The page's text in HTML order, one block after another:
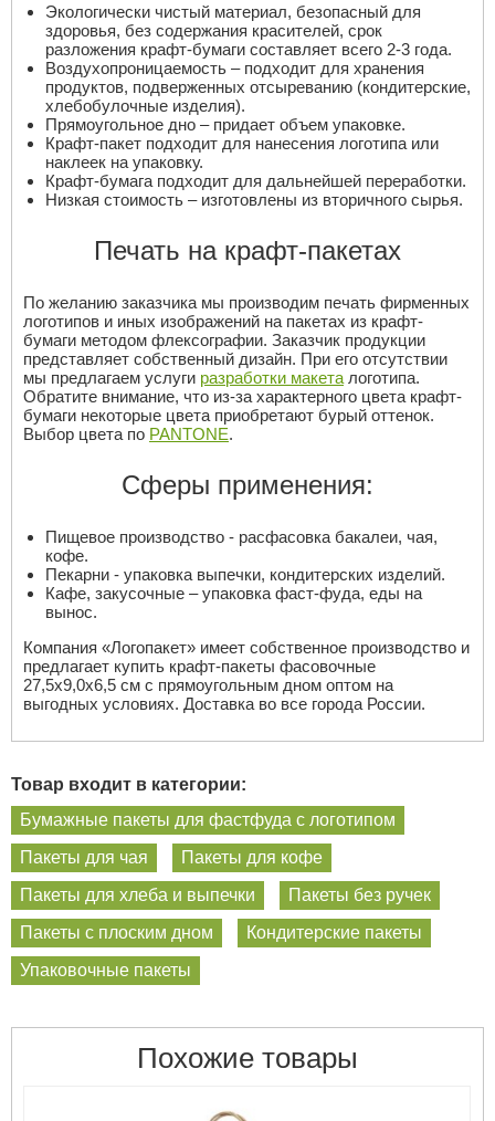
Экологически чистый материал, безопасный для
здоровья, без содержания красителей, срок
разложения крафт-бумаги составляет всего 2-3 года.
Воздухопроницаемость – подходит для хранения
продуктов, подверженных отсыреванию (кондитерские,
хлебобулочные изделия).
Прямоугольное дно – придает объем упаковке.
Крафт-пакет подходит для нанесения логотипа или
наклеек на упаковку.
Крафт-бумага подходит для дальнейшей переработки.
Низкая стоимость – изготовлены из вторичного сырья.
Печать на крафт-пакетах
По желанию заказчика мы производим печать фирменных
логотипов и иных изображений на пакетах из крафт-
бумаги методом флексографии. Заказчик продукции
представляет собственный дизайн. При его отсутствии
мы предлагаем услуги разработки макета логотипа.
Обратите внимание, что из-за характерного цвета крафт-
бумаги некоторые цвета приобретают бурый оттенок.
Выбор цвета по PANTONE.
Сферы применения:
Пищевое производство - расфасовка бакалеи, чая,
кофе.
Пекарни - упаковка выпечки, кондитерских изделий.
Кафе, закусочные – упаковка фаст-фуда, еды на
вынос.
Компания «Логопакет» имеет собственное производство и
предлагает купить крафт-пакеты фасовочные
27,5х9,0х6,5 см с прямоугольным дном оптом на
выгодных условиях. Доставка во все города России.
Товар входит в категории:
Бумажные пакеты для фастфуда с логотипом
Пакеты для чая
Пакеты для кофе
Пакеты для хлеба и выпечки
Пакеты без ручек
Пакеты с плоским дном
Кондитерские пакеты
Упаковочные пакеты
Похожие товары